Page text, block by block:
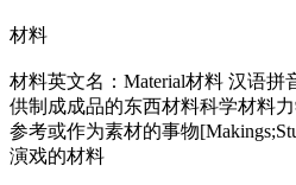
材料
材料英文名：Material材料 汉语拼
供制成成品的东西材料科学材料力
参考或作为素材的事物
演戏的材料